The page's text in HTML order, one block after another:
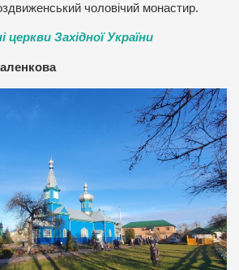
чоловічий монастир.
церкви Західної України